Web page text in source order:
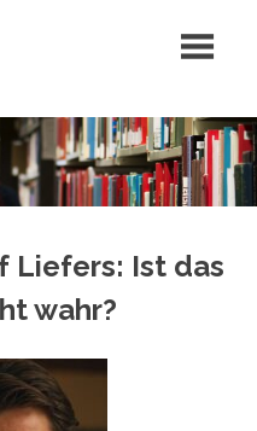
Bachelor
Liefers: Ist das
wahr?